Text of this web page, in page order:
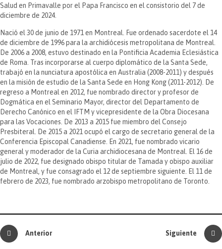
Salud en Primavalle por el Papa Francisco en el consistorio del 7 de
diciembre de 2024.
Nació el 30 de junio de 1971 en Montreal. Fue ordenado sacerdote el 14
de diciembre de 1996 para la archidiócesis metropolitana de Montreal.
De 2006 a 2008, estuvo destinado en la Pontificia Academia Eclesiástica
de Roma. Tras incorporarse al cuerpo diplomático de la Santa Sede,
trabajó en la nunciatura apostólica en Australia (2008-2011) y después
en la misión de estudio de la Santa Sede en Hong Kong (2011-2012). De
regreso a Montreal en 2012, fue nombrado director y profesor de
Dogmática en el Seminario Mayor, director del Departamento de
Derecho Canónico en el IFTM y vicepresidente de la Obra Diocesana
para las Vocaciones. De 2013 a 2015 fue miembro del Consejo
Presbiteral. De 2015 a 2021 ocupó el cargo de secretario general de la
Conferencia Episcopal Canadiense. En 2021, fue nombrado vicario
general y moderador de la Curia archidiocesana de Montreal. El 16 de
julio de 2022, fue designado obispo titular de Tamada y obispo auxiliar
de Montreal, y fue consagrado el 12 de septiembre siguiente. El 11 de
febrero de 2023, fue nombrado arzobispo metropolitano de Toronto.
Anterior Siguiente